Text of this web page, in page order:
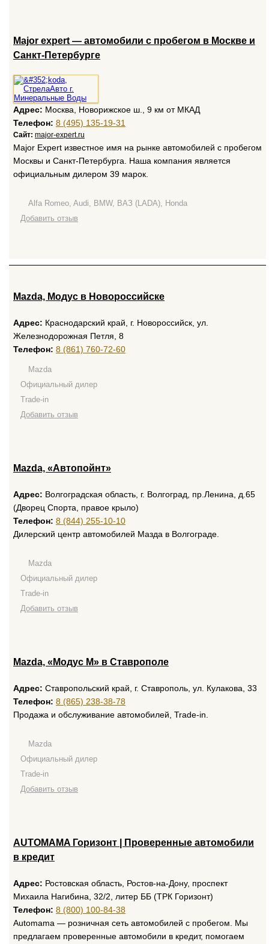
Major expert — ​автомобили с пробегом в Москве и
Санкт-Петербурге
Адрес: Москва, Новорижское ш., 9 км от МКАД
Телефон: 8 (495) 135-19-31
Сайт: major-expert.ru
Major Expert известное имя на рынке автомобилей с пробегом
Москвы и Санкт-Петербурга. Наша компания является
официальным дилером 39 марок.
Alfa Romeo, Audi, BMW, ВАЗ (LADA), Honda
Добавить отзыв
Mazda, Модус в Новороссийске
Адрес: Краснодарский край, г. Новороссийск, ул.
Железнодорожная Петля, 8
Телефон: 8 (861) 760-72-60
Mazda
Официальный дилер
Trade-in
Добавить отзыв
Mazda, «Автопойнт»
Адрес: Волгоградская область, г. Волгоград, пр.Ленина, д.65
(Дворец Спорта, правое крыло)
Телефон: 8 (844) 255-10-10
Дилерский центр автомобилей Мазда в Волгограде.
Mazda
Официальный дилер
Trade-in
Добавить отзыв
Mazda, «Модус М» в Ставрополе
Адрес: Ставропольский край, г. Ставрополь, ул. Кулакова, 33​
Телефон: 8 (865) 238-38-78
Продажа и обслуживание автомобилей, Trade-in.
Mazda
Официальный дилер
Trade-in
Добавить отзыв
AUTOMAMA Горизонт | Проверенные автомобили
в кредит
Адрес: Ростовская область, Ростов-на-Дону, проспект
Михаила Нагибина, 32/2, литер ББ (ТРК Горизонт)
Телефон: 8 (800) 100-84-38
Automama — розничная сеть автомобилей с пробегом. Мы
предлагаем проверенные автомобили в кредит, помогаем